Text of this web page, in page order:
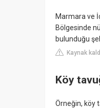
Marmara ve
Bölgesinde
bulunduğu
Kaynak
Köy
Örneğin, köy